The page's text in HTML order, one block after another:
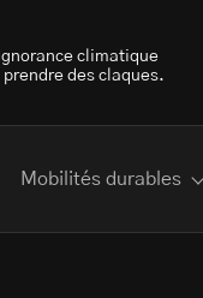
climatique
prendre des claques.
Mobilités durables